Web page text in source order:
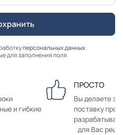
персональных данных
для заполнения поля
и гибкие
ПРОСТО
Вы делаете
поставку
для Вас